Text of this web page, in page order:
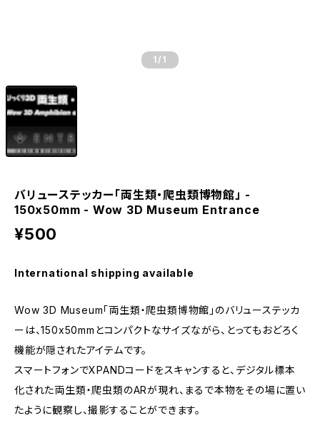
1 /1
バリューステッカー「両生類・爬虫類博物館」 -
150x50mm - Wow 3D Museum Entrance
¥500
International shipping available
Wow 3D Museum「両生類・爬虫類博物館」のバリューステッカ
ーは、150x50mmとコンパクトなサイズながら、とってもおどろく
機能が隠されたアイテムです。
スマートフォンでXPANDコードをスキャンすると、デジタル標本
化された両生類・爬虫類のARが現れ、まるで本物をその場に置い
たように観察し、撮影することができます。